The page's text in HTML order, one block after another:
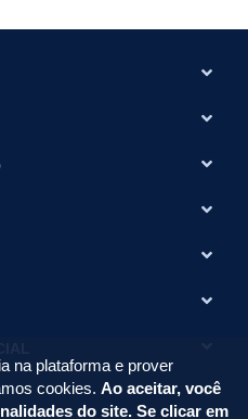
na plataforma e prover
cookies. Ao aceitar, você
do site. Se clicar em